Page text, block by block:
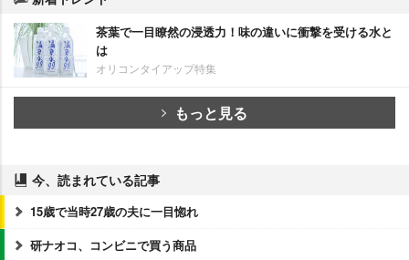
茶葉で一目瞭然の浸透力！味の違いに衝撃を受ける水と
は
オリコンタイアップ特集
もっと見る
今、読まれている記事
15歳で当時27歳の夫に一目惚れ
研ナオコ、コンビニで買う商品